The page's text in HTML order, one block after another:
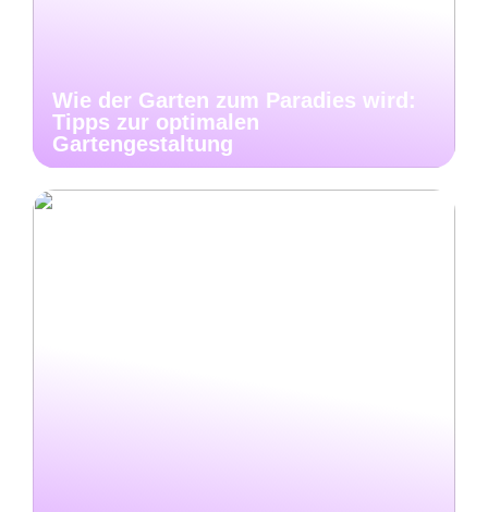
Wie der Garten zum Paradies wird:
Tipps zur optimalen
Gartengestaltung